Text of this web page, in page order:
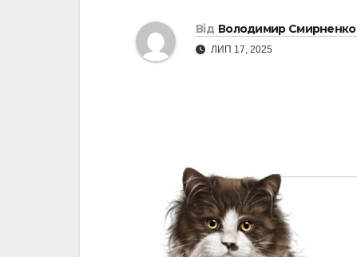
Від Володимир Смирненко
ЛИП 17, 2025